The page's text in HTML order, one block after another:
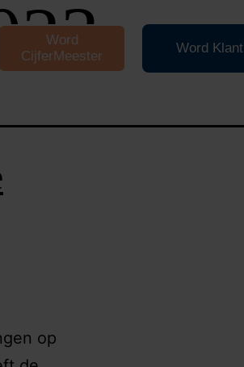
Word
CijferMeester
Word Klant
op